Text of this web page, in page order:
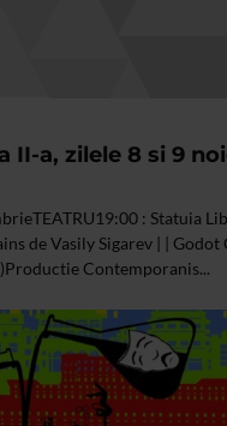
II-a, zilele 8 si 9
: Statuia
de Vasily Sigarev | | Godot
Contemporanis...